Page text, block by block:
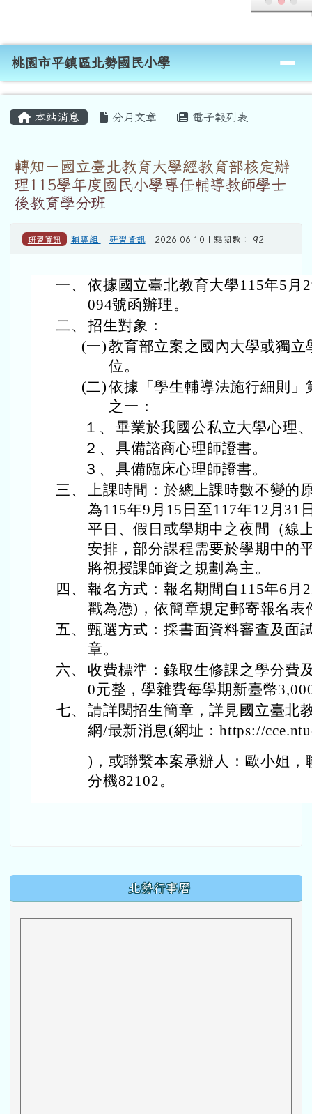
導覽列
桃園市平鎮區北勢國民小學
本站消息 分月文章 電子報列表
轉知－國立臺北教育大學經教育部核定辦
理115學年度國民小學專任輔導教師學士
後教育學分班
研習資訊 輔導組 - 研習資訊| 2026-06-10 | 點閱數： 92
一、 依據國立臺北教育大學115年5月
094號函辦理。
二、 招生對象：
(一)教育部立案之國內大學或獨
位。
(二)依據「學生輔導法施行細則
之一：
１、 畢業於我國公私立大學心理
２、 具備諮商心理師證書。
３、 具備臨床心理師證書。
三、 上課時間：於總上課時數不變的
為115年9月15日至117年12月31
平日、假日或學期中之夜間（線
安排，部分課程需要於學期中的
將視授課師資之規劃為主。
四、 報名方式：報名期間自115年6月
戳為憑)，依簡章規定郵寄報名表
五、 甄選方式：採書面資料審查及面
章。
六、
收費標準：錄取生修課之學分費
0元整，學雜費每學期新臺幣
七、 請詳閱招生簡章，詳見國立臺北
網/最新消息(網址：https://
)，或聯繫本案承辦人：歐小姐，
分機82102。
北勢行事曆